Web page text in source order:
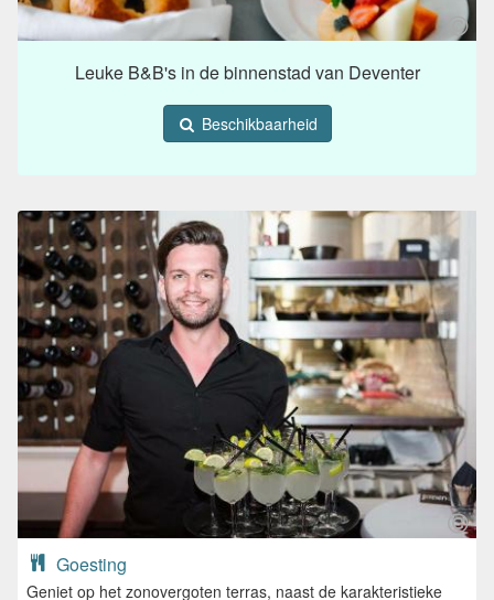
Leuke B&B's in de binnenstad van Deventer
Beschikbaarheid
Goesting
Geniet op het zonovergoten terras, naast de karakteristieke